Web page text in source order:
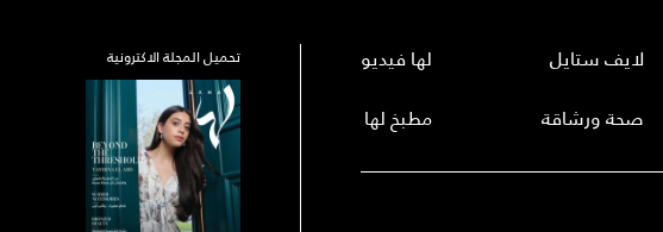
لايف ستايل
صحة ورشاقة
لها فيديو
مطبخ لها
تحميل المجلة الاكترونية